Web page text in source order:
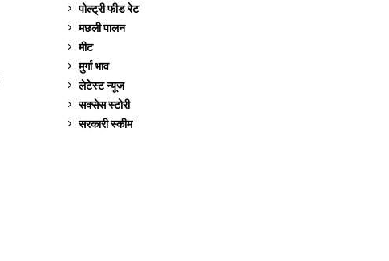
पोल्ट्री फीड रेट
मछली पालन
मीट
मुर्गा भाव
लेटेस्ट न्यूज
सक्सेस स्टो‍री
सरकारी स्की‍म